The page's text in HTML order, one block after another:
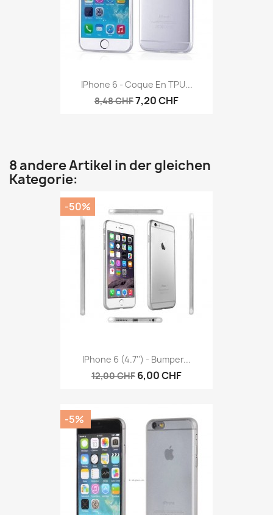
IPhone 6 - Coque En TPU...
8,48 CHF7,20 CHF
8 andere Artikel in der gleichen
Kategorie:
IPhone 6 (4.7'') - Bumper...
12,00 CHF 6,00 CHF
-50%
-5%